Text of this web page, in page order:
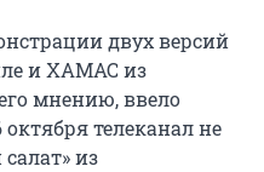
двух версий
и ХАМАС из
мнению, ввело
телеканал не
из